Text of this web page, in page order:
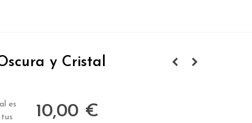
y Cristal
es
10,00 €